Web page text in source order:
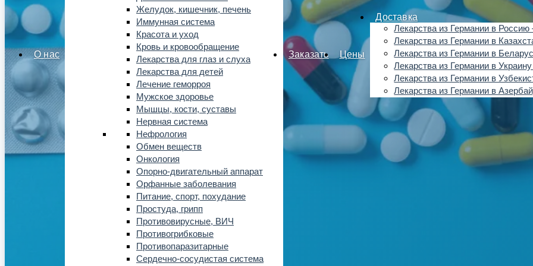
О нас
Желудок, кишечник, печень
Иммунная система
Красота и уход
Кровь и кровообращение
Лекарства для глаз и слуха
Лекарства для детей
Лечение геморроя
Мужское здоровье
Мышцы, кости, суставы
Нервная система
Нефрология
Обмен веществ
Онкология
Опорно-двигательный аппарат
Орфанные заболевания
Питание, спорт, похудание
Простуда, грипп
Противовирусные, ВИЧ
Противогрибковые
Противопаразитарные
Сердечно-сосудистая система
Заказать Цены
Доставка
Лекарства из Германии в
Лекарства из Германии в
Лекарства из Германии в
Лекарства из Германии в
Лекарства из Германии в
Лекарства из Германии в